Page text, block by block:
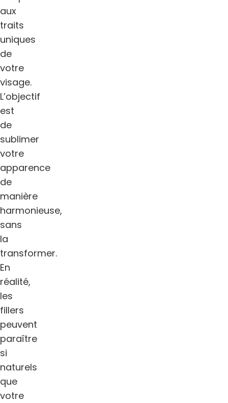
aux
traits
uniques
de
votre
visage.
L’objectif
est
de
sublimer
votre
apparence
de
manière
harmonieuse,
sans
la
transformer.
En
réalité,
les
fillers
peuvent
paraître
si
naturels
que
votre